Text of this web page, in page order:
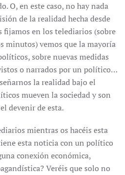
O, en este caso, no hay nada
de la realidad hecha desde
en los telediarios (sobre
minutos) vemos que la mayoría
sobre nuevas medidas
o narrados por un político…
la realidad bajo el
mueven la sociedad y son
devenir de esta.
mientras os hacéis esta
esta noticia con un político
conexión económica,
Veréis que solo no